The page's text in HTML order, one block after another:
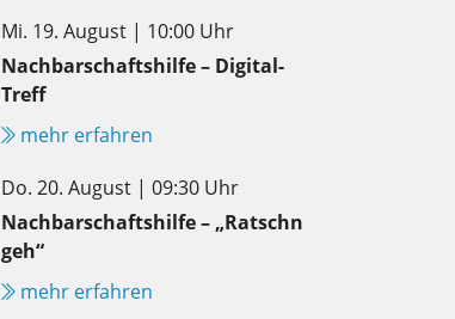
Mi. 19. August | 10:00 Uhr
Nachbarschaftshilfe – Digital-
Treff
mehr erfahren
Do. 20. August | 09:30 Uhr
Nachbarschaftshilfe – „Ratschn
geh“
mehr erfahren